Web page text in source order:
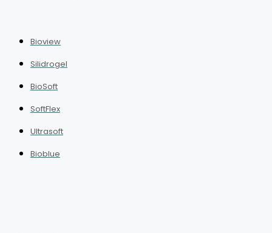
Bioview
Silidrogel
BioSoft
SoftFlex
Ultrasoft
Bioblue